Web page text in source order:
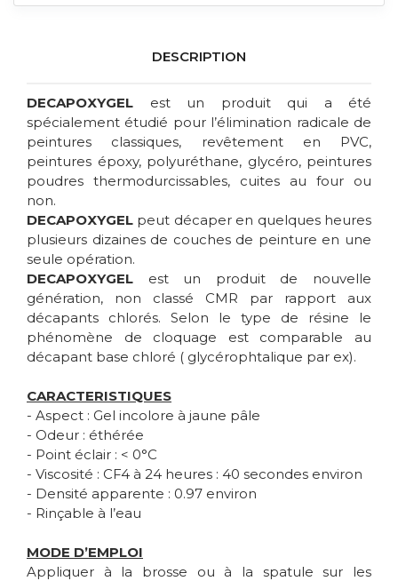
DESCRIPTION
DECAPOXYGEL est un produit qui a été
spécialement étudié pour l’élimination radicale de
peintures classiques, revêtement en PVC,
peintures époxy, polyuréthane, glycéro, peintures
poudres thermodurcissables, cuites au four ou
non.
DECAPOXYGEL peut décaper en quelques heures
plusieurs dizaines de couches de peinture en une
seule opération.
DECAPOXYGEL est un produit de nouvelle
génération, non classé CMR par rapport aux
décapants chlorés. Selon le type de résine le
phénomène de cloquage est comparable au
décapant base chloré ( glycérophtalique par ex).
CARACTERISTIQUES
- Aspect : Gel incolore à jaune pâle
- Odeur : éthérée
- Point éclair : < 0°C
- Viscosité : CF4 à 24 heures : 40 secondes environ
- Densité apparente : 0.97 environ
- Rinçable à l’eau
MODE D’EMPLOI
Appliquer à la brosse ou à la spatule sur les